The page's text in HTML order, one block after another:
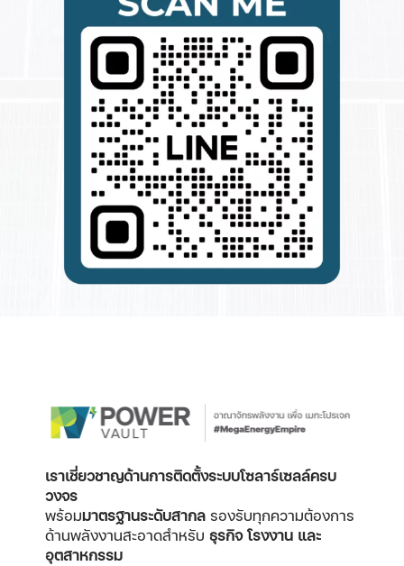
เราเชี่ยวชาญด้านการติดตั้งระบบโซลาร์เซลล์ครบ
วงจร
พร้อมมาตรฐานระดับสากล รองรับทุกความต้องการ
ด้านพลังงานสะอาดสำหรับ ธุรกิจ โรงงาน และ
อุตสาหกรรม